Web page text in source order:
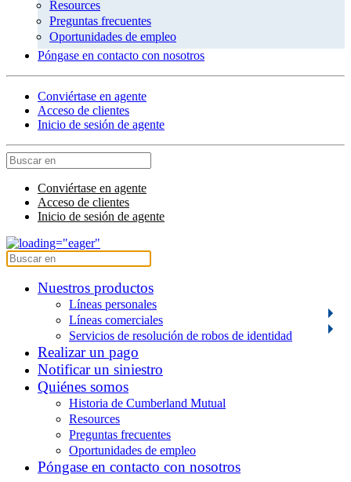
Resources
Preguntas frecuentes
Oportunidades de empleo
Póngase en contacto con nosotros
Conviértase en agente
Acceso de clientes
Inicio de sesión de agente
Conviértase en agente
Acceso de clientes
Inicio de sesión de agente
Nuestros productos
Líneas personales
Líneas comerciales
Servicios de resolución de robos de identidad
Realizar un pago
Notificar un siniestro
Quiénes somos
Historia de Cumberland Mutual
Resources
Preguntas frecuentes
Oportunidades de empleo
Póngase en contacto con nosotros